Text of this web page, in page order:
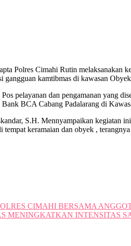
Polres Cimahi Rutin
gangguan kamtibmas di kawasan
pelayanan dan pengamanan yang
BCA Cabang Padalarang di
S.H. Mennyampaikan kegiatan
tempat keramaian dan obyek , terangnya
CIMAHI BERSAMA
MENINGKATKAN INTENSITAS